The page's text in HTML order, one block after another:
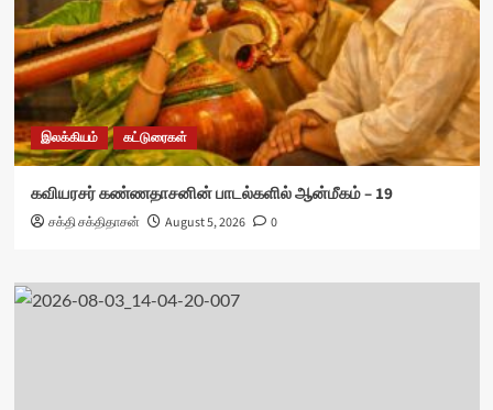
இலக்கியம் கட்டுரைகள்
கவியரசர் கண்ணதாசனின் பாடல்களில் ஆன்மீகம் – 19
சக்தி சக்திதாசன் August 5, 2026 0